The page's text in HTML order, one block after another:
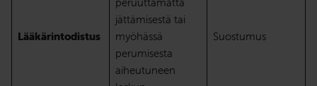
Lääkärintodistus
jättämisestä tai
myöhässä
perumisesta
aiheutuneen
Suostumus